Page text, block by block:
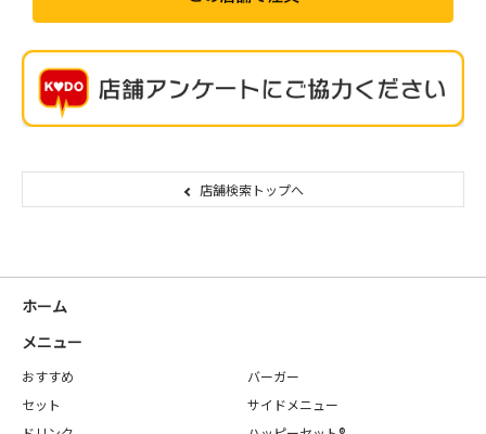
店舗検索トップへ
ホーム
メニュー
おすすめ
バーガー
セット
サイドメニュー